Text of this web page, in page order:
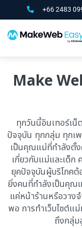
+66 2483
Make
ทุกวันนี้อินเทอร์เน็
ปัจจุบัน ทุกกลุ่ม ทุกเ
เป็นคุณแม่ที่กำลังตั้
เกี่ยวกับแม่และเด็ก
ยุคปัจจุบันผู้บริโภคต้
ยิ่งคนที่กำลังเป็นคุณ
แค่หน้าร้านหรือวาง
พอ การทำเว็บไซต์แม่
ถึงกลุ่ม